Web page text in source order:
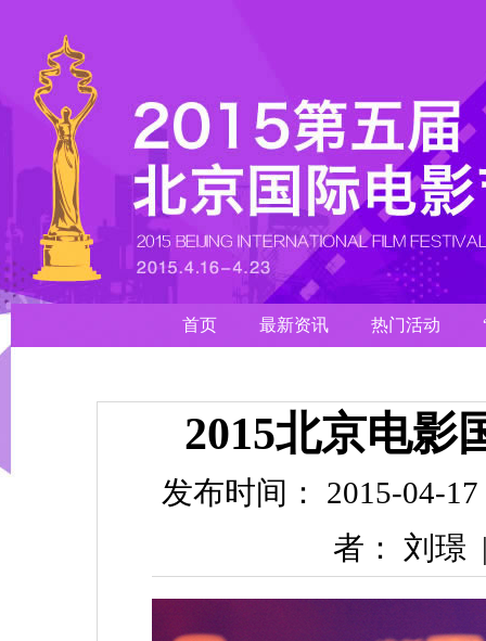
首页 最新资讯 热门活动
2015北京电影
发布时间： 2015-04-17
者： 刘璟